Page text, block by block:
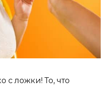
с ложки! То, что